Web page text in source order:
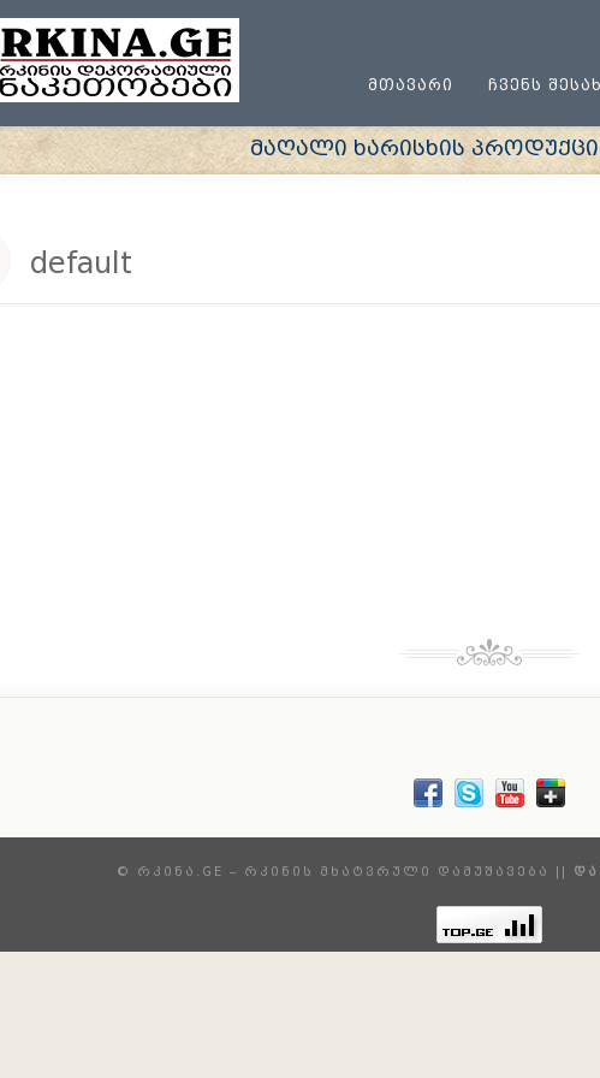
ᲛᲗᲐᲕᲐᲠᲘ ᲩᲕᲔᲜᲡ
მაღალი ხარისხის
default
© ᲠᲙᲘᲜᲐ.GE – ᲠᲙᲘᲜᲘᲡ ᲛᲮᲐᲢᲕᲠᲣᲚᲘ ᲓᲐᲛᲣᲨᲐᲕᲔᲑᲐ ||